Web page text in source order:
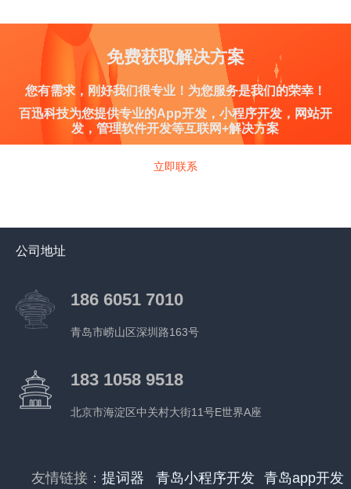
免费获取解决方案
您有需求，刚好我们很专业！为您服务是我们的荣幸！
百迅科技为您提供专业的App开发，小程序开发，网站开
发，管理软件开发等互联网+解决方案
立即联系
公司地址
186 6051 7010
青岛市崂山区深圳路163号
183 1058 9518
北京市海淀区中关村大街11号E世界A座
友情链接： 提词器 青岛小程序开发 青岛app开发